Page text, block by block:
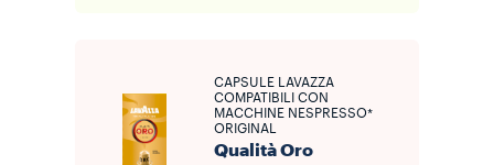
CAPSULE LAVAZZA
COMPATIBILI CON
MACCHINE NESPRESSO*
ORIGINAL
Qualità Oro